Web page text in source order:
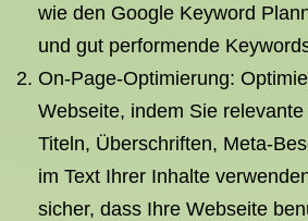
wie den Google Keyword
und gut performende
On-Page-Optimierung:
Webseite, indem Sie
Titeln, Überschriften, Meta-
im Text Ihrer Inhalte
sicher, dass Ihre Webseite